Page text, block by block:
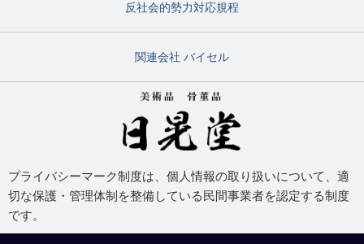
反社会的勢力対応規程
関連会社 バイセル
プライバシーマーク制度は、個人情報の取り扱いについて、適
切な保護・管理体制を整備している民間事業者を認定する制度
です。